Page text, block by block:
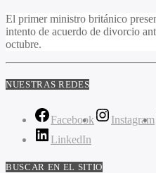
El primer ministro británico
intento de acuerdo de divorcio
octubre.
NUESTRAS REDES
Facebook Instagram
LinkedIn
BUSCAR EN EL SITIO